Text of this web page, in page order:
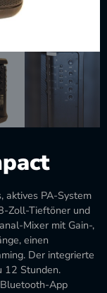
aktives PA-System
Zoll-Tieftöner und
Mixer mit Gain-,
einen
Der integrierte
12 Stunden.
App